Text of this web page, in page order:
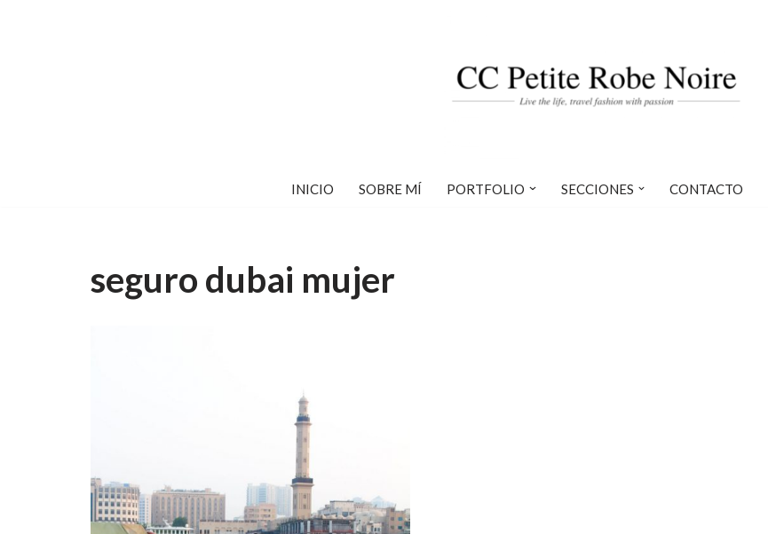
INICIO SOBRE MÍ PORTFOLIO SECCIONES CONTACTO
seguro dubai mujer